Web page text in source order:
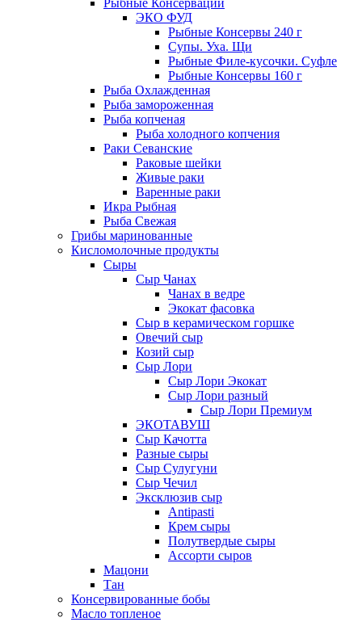
Рыбные Консервации
ЭКО ФУД
Рыбные Консервы 240 г
Супы. Уха. Щи
Рыбные Филе-кусочки. Суфле
Рыбные Консервы 160 г
Рыба Охлажденная
Рыба замороженная
Рыба копченая
Рыба холодного копчения
Раки Севанские
Раковые шейки
Живые раки
Варенные раки
Икра Рыбная
Рыба Свежая
Грибы маринованные
Кисломолочные продукты
Сыры
Сыр Чанах
Чанах в ведре
Экокат фасовка
Сыр в керамическом горшке
Овечий сыр
Козий сыр
Сыр Лори
Сыр Лори Экокат
Сыр Лори разный
Сыр Лори Премиум
ЭКОТАВУШ
Сыр Качотта
Разные сыры
Сыр Сулугуни
Сыр Чечил
Эксклюзив сыр
Antipasti
Крем сыры
Полутвердые сыры
Ассорти сыров
Мацони
Тан
Консервированные бобы
Масло топленое